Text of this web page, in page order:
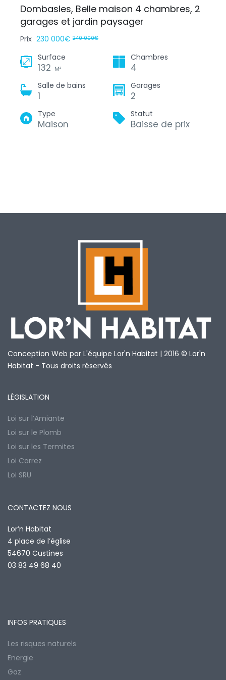
Dombasles, Belle maison 4 chambres, 2
garages et jardin paysager
Prix 230 000€ 240 000€
Surface
132 M²
Chambres
4
Salle de bains
1
Garages
2
Type
Maison
Statut
Baisse de prix
Conception Web par L'équipe Lor'n Habitat | 2016 © Lor'n
Habitat - Tous droits réservés
LÉGISLATION
Loi sur l’Amiante
Loi sur le Plomb
Loi sur les Termites
Loi Carrez
Loi SRU
CONTACTEZ NOUS
Lor’n Habitat
4 place de l’église
54670 Custines
03 83 49 68 40
INFOS PRATIQUES
Les risques naturels
Energie
Gaz